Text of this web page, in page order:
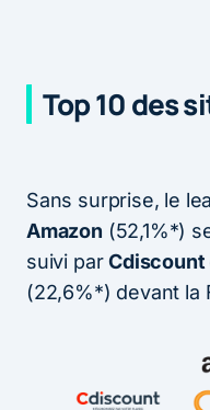
Top 10 des
Sans surprise, le
Amazon (52,1%*)
suivi parCdiscount
(22,6%*) devant la